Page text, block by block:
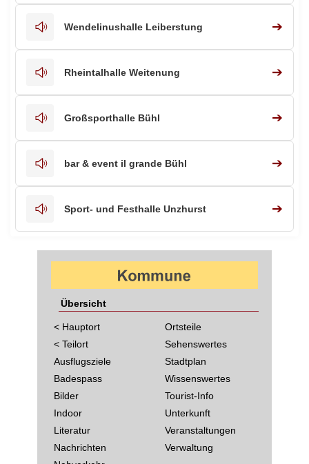
Wendelinushalle Leiberstung ➔
Rheintalhalle Weitenung ➔
Großsporthalle Bühl ➔
bar & event il grande Bühl ➔
Sport- und Festhalle Unzhurst ➔
Übersicht
< Hauptort
< Teilort
Ausflugsziele
Badespass
Bilder
Indoor
Literatur
Nachrichten
Ortsteile
Sehenswertes
Stadtplan
Wissenswertes
Tourist-Info
Unterkunft
Veranstaltungen
Verwaltung